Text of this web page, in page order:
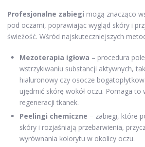
Profesjonalne zabiegi mogą znacząco
pod oczami, poprawiając wygląd skóry i
świeżość. Wśród najskuteczniejszych
Mezoterapia igłowa – procedura
wstrzykiwaniu substancji aktywnych,
hialuronowy czy osocze
ujędrnić skórę wokół oczu. Pomaga to
regeneracji tkanek.
Peelingi chemiczne – zabiegi, które
skóry i rozjaśniają przebarwienia,
wyrównania kolorytu w okolicy oczu.